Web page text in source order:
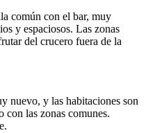
común con el bar, muy
y espaciosos. Las zonas
del crucero fuera de la
nuevo, y las habitaciones son
con las zonas comunes.